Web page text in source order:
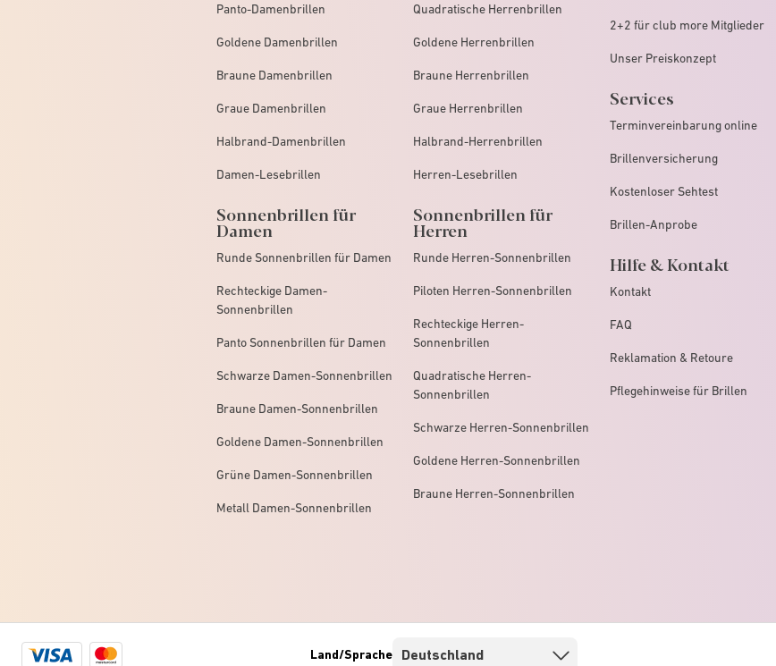
Panto-Damenbrillen
Goldene Damenbrillen
Braune Damenbrillen
Graue Damenbrillen
Halbrand-Damenbrillen
Damen-Lesebrillen
Sonnenbrillen für
Damen
Runde Sonnenbrillen für Damen
Rechteckige Damen-
Sonnenbrillen
Panto Sonnenbrillen für Damen
Schwarze Damen-Sonnenbrillen
Braune Damen-Sonnenbrillen
Goldene Damen-Sonnenbrillen
Grüne Damen-Sonnenbrillen
Metall Damen-Sonnenbrillen
Quadratische Herrenbrillen
Goldene Herrenbrillen
Braune Herrenbrillen
Graue Herrenbrillen
Halbrand-Herrenbrillen
Herren-Lesebrillen
Sonnenbrillen für
Herren
Runde Herren-Sonnenbrillen
Piloten Herren-Sonnenbrillen
Rechteckige Herren-
Sonnenbrillen
Quadratische Herren-
Sonnenbrillen
Schwarze Herren-Sonnenbrillen
Goldene Herren-Sonnenbrillen
Braune Herren-Sonnenbrillen
2+2 für club more Mitglieder
Unser Preiskonzept
Services
Terminvereinbarung online
Brillenversicherung
Kostenloser Sehtest
Brillen-Anprobe
Hilfe & Kontakt
Kontakt
FAQ
Reklamation & Retoure
Pflegehinweise für Brillen
Visa
Mastercard
Land/Sprache